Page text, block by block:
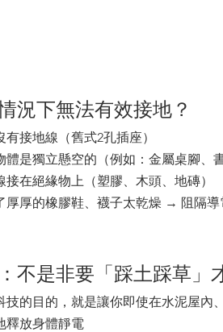
況下無法有效接地？
有接地線（舊式2孔插座）
體是獨立懸空的（例如：金屬桌腳、
接在絕緣物上（塑膠、木頭、地磚）
厚厚的橡膠鞋、襪子太乾燥 → 阻隔導
不是非要「踩土踩草」
技的目的，就是讓你即使在水泥屋內
釋放身體靜電